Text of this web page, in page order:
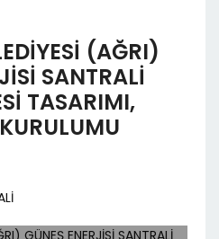
(AĞRI)
SANTRALİ
TASARIMI,